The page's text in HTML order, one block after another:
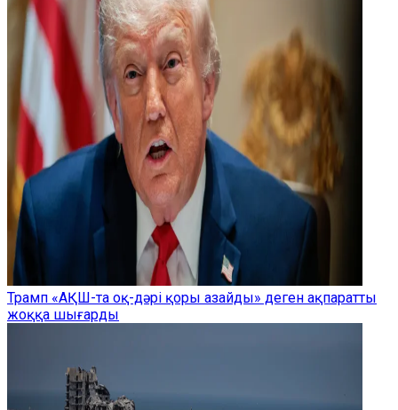
Трамп «АҚШ-та оқ-дәрі қоры азайды» деген ақпаратты
жоққа шығарды